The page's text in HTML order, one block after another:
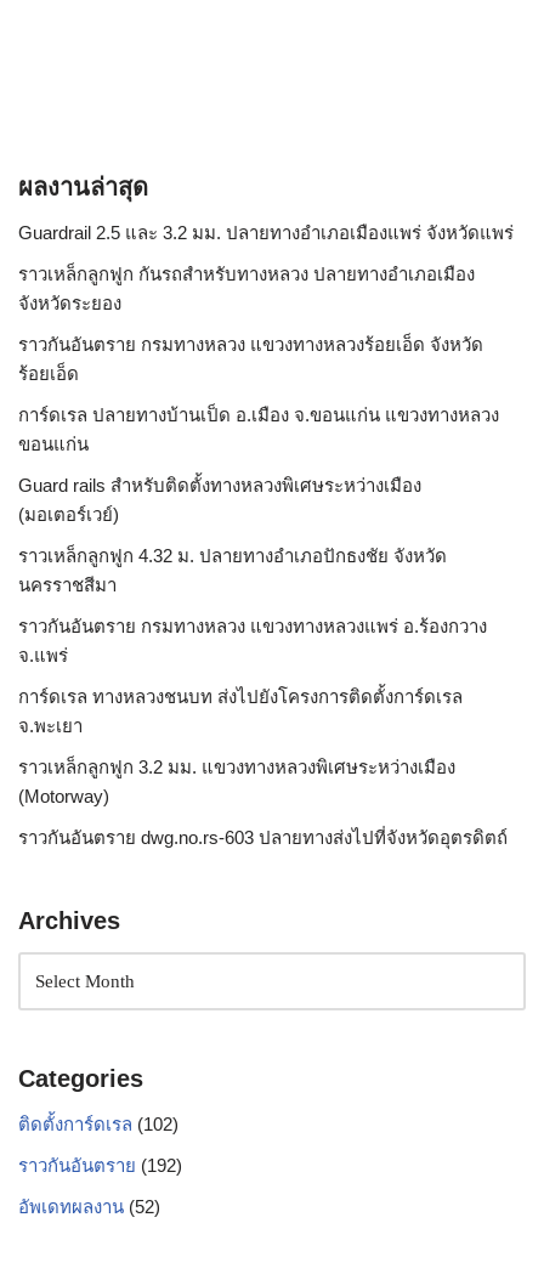
ผลงานล่าสุด
Guardrail 2.5 และ 3.2 มม. ปลายทางอำเภอเมืองแพร่ จังหวัดแพร่
ราวเหล็กลูกฟูก กันรถสําหรับทางหลวง ปลายทางอำเภอเมือง
จังหวัดระยอง
ราวกันอันตราย กรมทางหลวง แขวงทางหลวงร้อยเอ็ด จังหวัด
ร้อยเอ็ด
การ์ดเรล ปลายทางบ้านเป็ด อ.เมือง จ.ขอนแก่น แขวงทางหลวง
ขอนแก่น
Guard rails สำหรับติดตั้งทางหลวงพิเศษระหว่างเมือง
(มอเตอร์เวย์)
ราวเหล็กลูกฟูก 4.32 ม. ปลายทางอำเภอปักธงชัย จังหวัด
นครราชสีมา
ราวกันอันตราย กรมทางหลวง แขวงทางหลวงแพร่ อ.ร้องกวาง
จ.แพร่
การ์ดเรล ทางหลวงชนบท ส่งไปยังโครงการติดตั้งการ์ดเรล
จ.พะเยา
ราวเหล็กลูกฟูก 3.2 มม. แขวงทางหลวงพิเศษระหว่างเมือง
(Motorway)
ราวกันอันตราย dwg.no.rs-603 ปลายทางส่งไปที่จังหวัดอุตรดิตถ์
Archives
Categories
ติดตั้งการ์ดเรล (102)
ราวกันอันตราย (192)
อัพเดทผลงาน (52)